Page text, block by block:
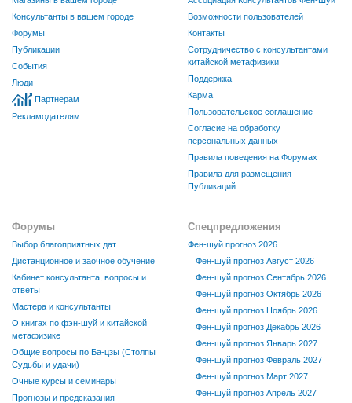
Консультанты в вашем городе
Форумы
Публикации
События
Люди
Партнерам
Рекламодателям
Возможности пользователей
Контакты
Сотрудничество с консультантами
китайской метафизики
Поддержка
Карма
Пользовательское соглашение
Согласие на обработку
персональных данных
Правила поведения на Форумах
Правила для размещения
Публикаций
Форумы
Выбор благоприятных дат
Дистанционное и заочное обучение
Кабинет консультанта, вопросы и
ответы
Мастера и консультанты
О книгах по фэн-шуй и китайской
метафизике
Общие вопросы по Ба-цзы (Столпы
Судьбы и удачи)
Очные курсы и семинары
Прогнозы и предсказания
Спецпредложения
Фен-шуй прогноз 2026
Фен-шуй прогноз Август 2026
Фен-шуй прогноз Сентябрь 2026
Фен-шуй прогноз Октябрь 2026
Фен-шуй прогноз Ноябрь 2026
Фен-шуй прогноз Декабрь 2026
Фен-шуй прогноз Январь 2027
Фен-шуй прогноз Февраль 2027
Фен-шуй прогноз Март 2027
Фен-шуй прогноз Апрель 2027